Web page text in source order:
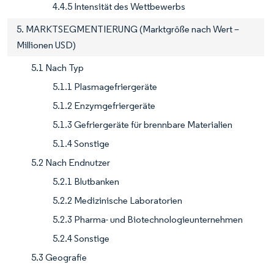
4.4.5 Intensität des Wettbewerbs
5. MARKTSEGMENTIERUNG (Marktgröße nach Wert –
Millionen USD)
5.1 Nach Typ
5.1.1 Plasmagefriergeräte
5.1.2 Enzymgefriergeräte
5.1.3 Gefriergeräte für brennbare Materialien
5.1.4 Sonstige
5.2 Nach Endnutzer
5.2.1 Blutbanken
5.2.2 Medizinische Laboratorien
5.2.3 Pharma- und Biotechnologieunternehmen
5.2.4 Sonstige
5.3 Geografie